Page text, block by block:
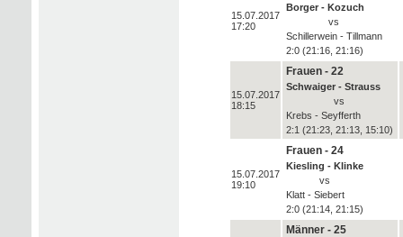
15.07.2017
17:20
Borger - Kozuch
vs
Schillerwein - Tillmann
2:0 (21:16, 21:16)
15.07.2017
18:15
Frauen - 22
Schwaiger - Strauss
vs
Krebs - Seyfferth
2:1 (21:23, 21:13, 15:10)
15.07.2017
19:10
Frauen - 24
Kiesling - Klinke
vs
Klatt - Siebert
2:0 (21:14, 21:15)
Männer - 25